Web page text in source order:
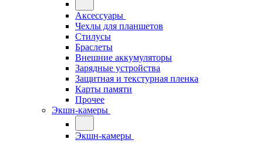
Аксессуары
Чехлы для планшетов
Стилусы
Браслеты
Внешние аккумуляторы
Зарядные устройства
Защитная и текстурная пленка
Карты памяти
Прочее
Экшн-камеры
Экшн-камеры